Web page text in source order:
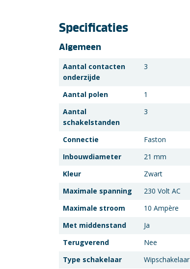
Specificaties
Algemeen
Aantal contacten
onderzijde
3
Aantal polen
1
Aantal
schakelstanden
3
Connectie
Faston
Inbouwdiameter
21 mm
Kleur
Zwart
Maximale spanning
230 Volt AC
Maximale stroom
10 Ampère
Met middenstand
Ja
Terugverend
Nee
Type schakelaar
Wipschakelaar